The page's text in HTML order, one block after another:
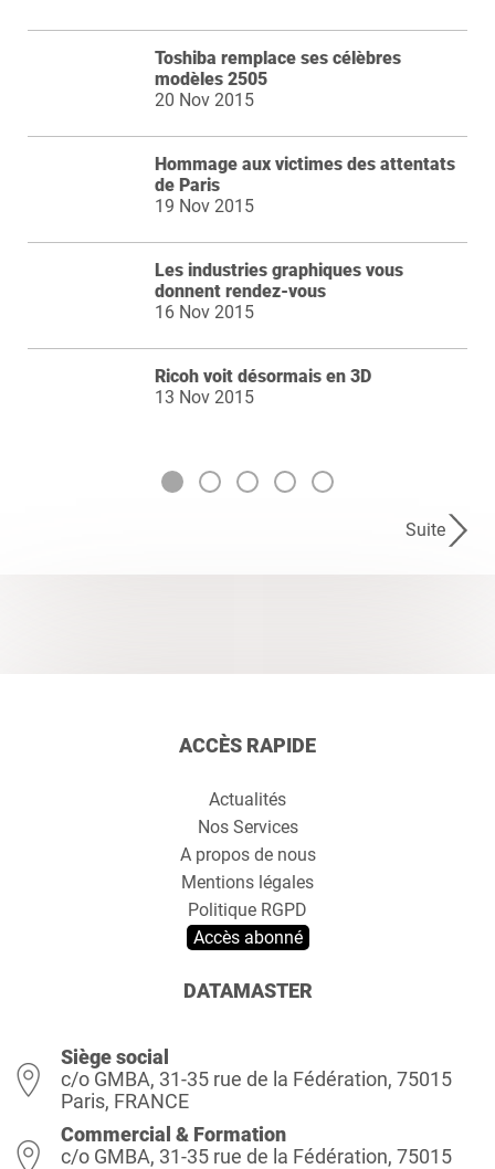
Toshiba remplace ses célèbres
modèles 2505
20 Nov 2015
Hommage aux victimes des attentats
de Paris
19 Nov 2015
Les industries graphiques vous
donnent rendez-vous
16 Nov 2015
Ricoh voit désormais en 3D
13 Nov 2015
Suite
ACCÈS RAPIDE
Actualités
Nos Services
A propos de nous
Mentions légales
Politique RGPD
Accès abonné
DATAMASTER
Siège social
c/o GMBA, 31-35 rue de la Fédération, 75015
Paris, FRANCE
Commercial & Formation
c/o GMBA, 31-35 rue de la Fédération, 75015